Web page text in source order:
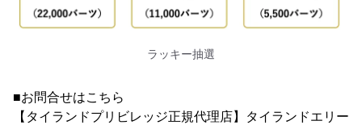
ラッキー抽選
■お問合せはこちら
【タイランドプリビレッジ正規代理店】タイランドエリー